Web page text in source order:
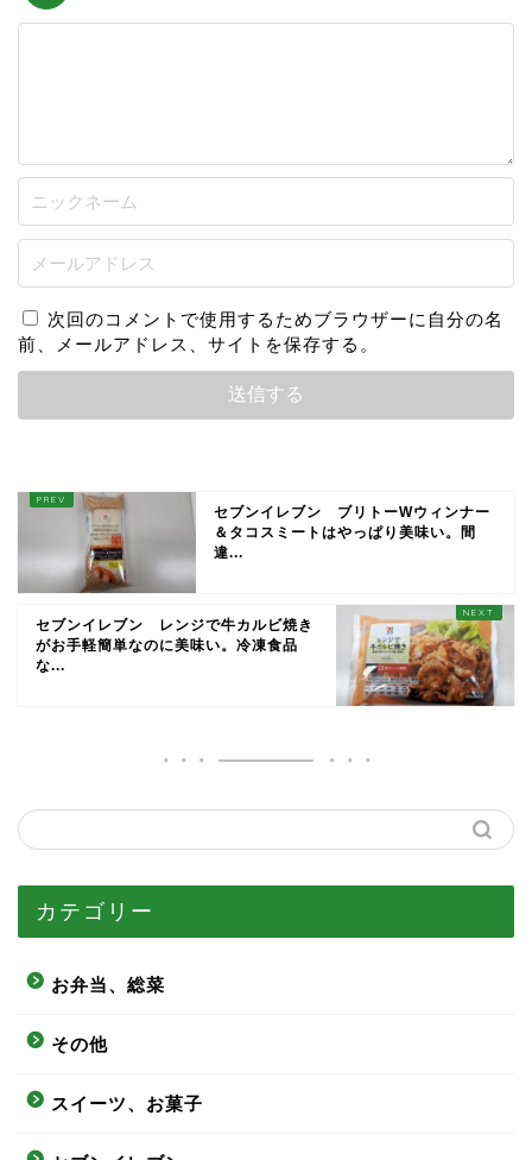
次回のコメントで使用するためブラウザーに自分の名
前、メールアドレス、サイトを保存する。
セブンイレブン ブリトーWウィンナー
＆タコスミートはやっぱり美味い。間
違...
セブンイレブン レンジで牛カルビ焼き
がお手軽簡単なのに美味い。冷凍食品
な...
カテゴリー
お弁当、総菜
その他
スイーツ、お菓子